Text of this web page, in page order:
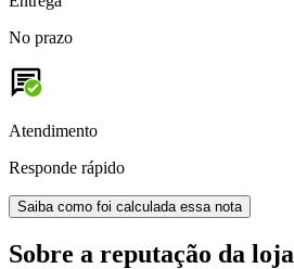
No prazo
Atendimento
Responde rápido
Saiba como foi calculada essa nota
Sobre a reputação da loja